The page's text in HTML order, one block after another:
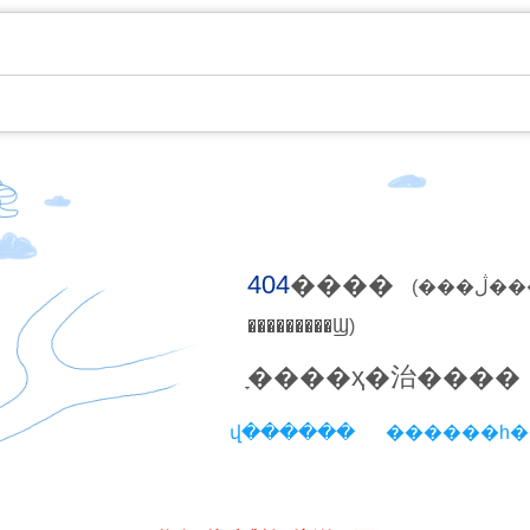
404����
(���ڷ������ϲ鿴
���������Ϣ)
ָ����ҳ�治����
վ������